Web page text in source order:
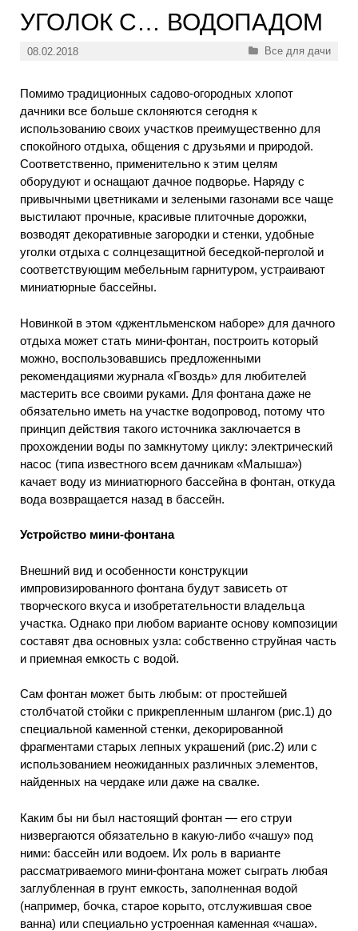
УГОЛОК С… ВОДОПАДОМ
08.02.2018 Рубрики
Все для дачи
Помимо традиционных садово-огородных хлопот
дачники все больше склоняются сегодня к
использованию своих участков преимущественно для
спокойного отдыха, общения с друзьями и природой.
Соответственно, применительно к этим целям
оборудуют и оснащают дачное подворье. Наряду с
привычными цветниками и зелеными газонами все чаще
выстилают прочные, красивые плиточные дорожки,
возводят декоративные загородки и стенки, удобные
уголки отдыха с солнцезащитной беседкой-перголой и
соответствующим мебельным гарнитуром, устраивают
миниатюрные бассейны.
Новинкой в этом «джентльменском наборе» для дачного
отдыха может стать мини-фонтан, построить который
можно, воспользовавшись предложенными
рекомендациями журнала «Гвоздь» для любителей
мастерить все своими руками. Для фонтана даже не
обязательно иметь на участке водопровод, потому что
принцип действия такого источника заключается в
прохождении воды по замкнутому циклу: электрический
насос (типа известного всем дачникам «Малыша»)
качает воду из миниатюрного бассейна в фонтан, откуда
вода возвращается назад в бассейн.
Устройство мини-фонтана
Внешний вид и особенности конструкции
импровизированного фонтана будут зависеть от
творческого вкуса и изобретательности владельца
участка. Однако при любом варианте основу композиции
составят два основных узла: собственно струйная часть
и приемная емкость с водой.
Сам фонтан может быть любым: от простейшей
столбчатой стойки с прикрепленным шлангом (рис.1) до
специальной каменной стенки, декорированной
фрагментами старых лепных украшений (рис.2) или с
использованием неожиданных различных элементов,
найденных на чердаке или даже на свалке.
Каким бы ни был настоящий фонтан — его струи
низвергаются обязательно в какую-либо «чашу» под
ними: бассейн или водоем. Их роль в варианте
рассматриваемого мини-фонтана может сыграть любая
заглубленная в грунт емкость, заполненная водой
(например, бочка, старое корыто, отслужившая свое
ванна) или специально устроенная каменная «чаша».